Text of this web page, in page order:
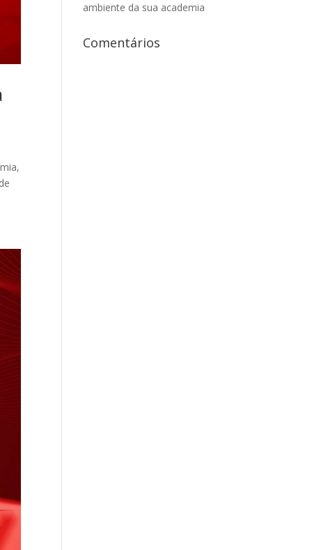
ambiente da sua academia
Comentários